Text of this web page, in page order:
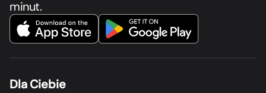
minut.
Dla Ciebie